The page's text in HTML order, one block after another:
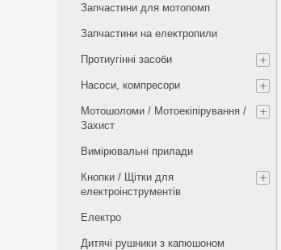
Запчастини для мотопомп
Запчастини на електропили
Протиугінні засоби
Насоси, компресори
Мотошоломи / Мотоекіпірування /
Захист
Вимірювальні прилади
Кнопки / Щітки для
електроінструментів
Електро
Дитячі рушники з капюшоном